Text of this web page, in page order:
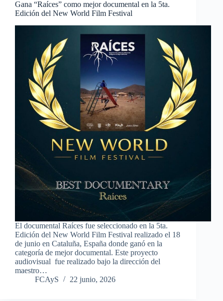
Gana “Raíces” como mejor documental en la 5ta.
Edición del New World Film Festival
El documental Raíces fue seleccionado en la 5ta.
Edición del New World Film Festival realizado el 18
de junio en Cataluña, España donde ganó en la
categoría de mejor documental. Este proyecto
audiovisual fue realizado bajo la dirección del
maestro…
FCAyS
22 junio, 2026